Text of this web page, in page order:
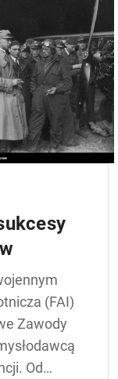
(FAI)
Zawody
Od